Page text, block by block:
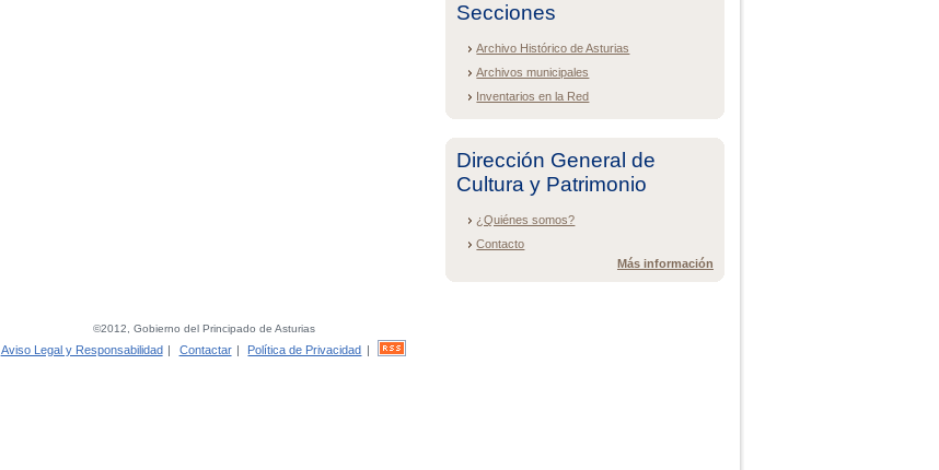
Secciones
Archivo Histórico de Asturias
Archivos municipales
Inventarios en la Red
Dirección General de
Cultura y Patrimonio
¿Quiénes somos?
Contacto
Más información
©2012, Gobierno del Principado de Asturias
Aviso Legal y Responsabilidad | Contactar | Política de Privacidad |